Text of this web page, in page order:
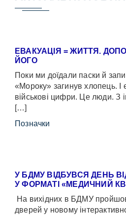
ЕВАКУАЦІЯ = ЖИТТЯ.
ЙОГО
Поки ми доїдали паски й
«Мороку» загинув хлопець. І
військові цифри. Це люди. З
[…]
Позначки
У БДМУ ВІДБУВСЯ ДЕНЬ
У ФОРМАТІ «МЕДИЧНИЙ
На вихідних в БДМУ
дверей у новому